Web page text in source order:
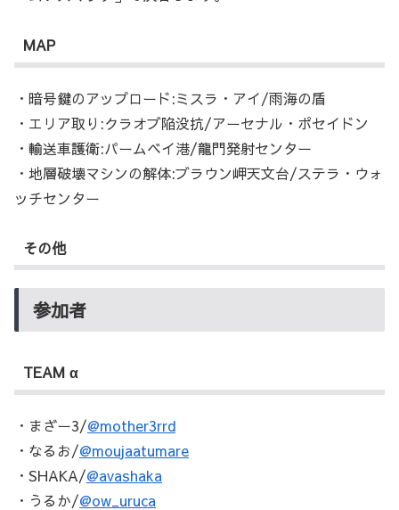
MAP
・暗号鍵のアップロード:ミスラ・アイ/雨海の盾
・エリア取り:クラオブ陥没抗/アーセナル・ポセイドン
・輸送車護衛:パームベイ港/龍門発射センター
・地層破壊マシンの解体:ブラウン岬天文台/ステラ・ウォ
ッチセンター
その他
参加者
TEAM α
・まざー3/@mother3rrd
・なるお/@moujaatumare
・SHAKA/@avashaka
・うるか/@ow_uruca